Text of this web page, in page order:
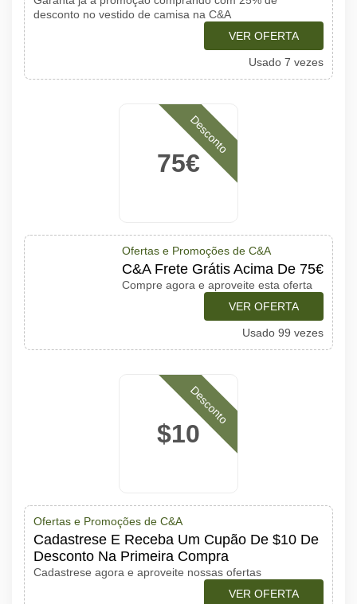
desconto no vestido de camisa na C&A
VER OFERTA
Usado 7 vezes
75€
Desconto
Ofertas e Promoções de C&A
C&A Frete Grátis Acima De 75€
Compre agora e aproveite esta oferta
VER OFERTA
Usado 99 vezes
$10
Desconto
Ofertas e Promoções de C&A
Cadastrese E Receba Um Cupão De $10 De
Desconto Na Primeira Compra
Cadastrese agora e aproveite nossas ofertas
VER OFERTA